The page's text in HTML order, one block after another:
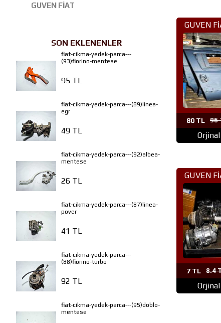
GUVEN FİAT
SON EKLENENLER
fiat-cikma-yedek-parca---
(93)fiorino-mentese
95 TL
fiat-cikma-yedek-parca---(89)linea-
egr
49 TL
fiat-cikma-yedek-parca---(92)albea-
mentese
26 TL
fiat-cikma-yedek-parca---(87)linea-
pover
41 TL
fiat-cikma-yedek-parca---
(88)fiorino-turbo
92 TL
fiat-cikma-yedek-parca---(95)doblo-
mentese
GUVEN
80 TL 96
Orjinal
GUVEN
7 TL 8.4
Orjinal